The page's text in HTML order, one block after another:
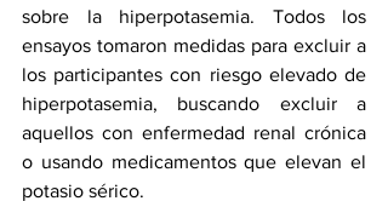
sobre la hiperpotasemia. Todos los
ensayos tomaron medidas para excluir a
los participantes con riesgo elevado de
hiperpotasemia, buscando excluir a
aquellos con enfermedad renal crónica
o usando medicamentos que elevan el
potasio sérico.